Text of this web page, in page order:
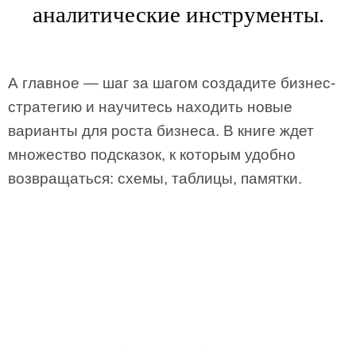
аналитические инструменты.
А главное — шаг за шагом создадите бизнес-
стратегию и научитесь находить новые
варианты для роста бизнеса. В книге ждет
множество подсказок, к которым удобно
возвращаться: схемы, таблицы, памятки.